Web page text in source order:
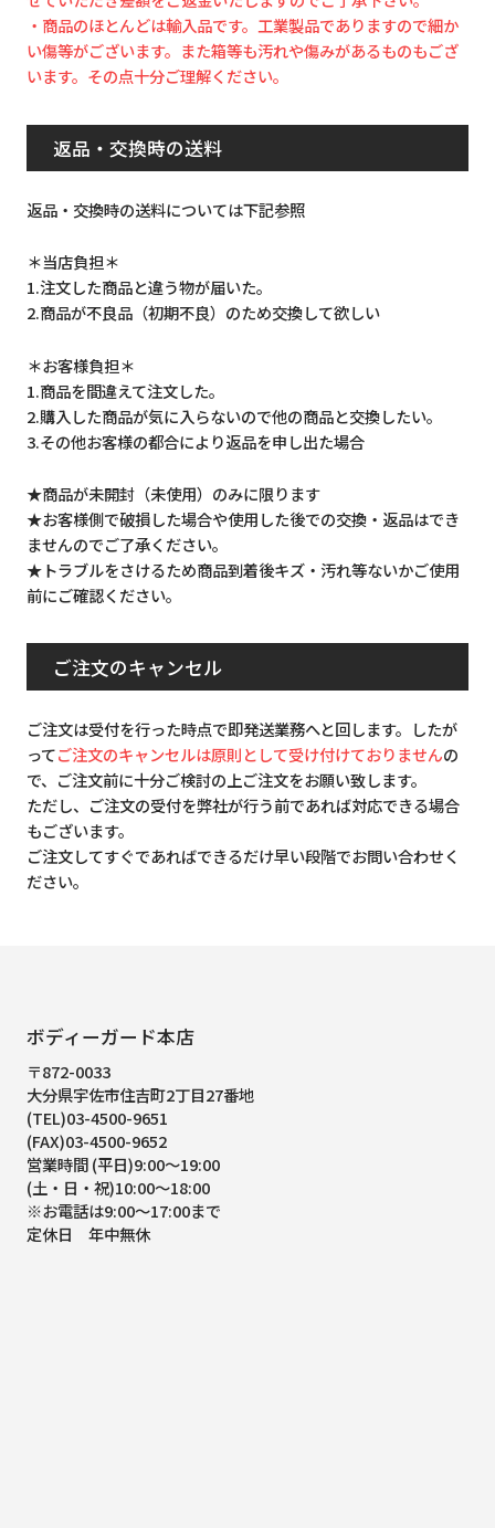
・商品のほとんどは輸入品です。工業製品でありますので細か
い傷等がございます。また箱等も汚れや傷みがあるものもござ
います。その点十分ご理解ください。
返品・交換時の送料
返品・交換時の送料については下記参照
＊当店負担＊
1.注文した商品と違う物が届いた。
2.商品が不良品（初期不良）のため交換して欲しい
＊お客様負担＊
1.商品を間違えて注文した。
2.購入した商品が気に入らないので他の商品と交換したい。
3.その他お客様の都合により返品を申し出た場合
★商品が未開封（未使用）のみに限ります
★お客様側で破損した場合や使用した後での交換・返品はでき
ませんのでご了承ください。
★トラブルをさけるため商品到着後キズ・汚れ等ないかご使用
前にご確認ください。
ご注文のキャンセル
ご注文は受付を行った時点で即発送業務へと回します。したが
ってご注文のキャンセルは原則として受け付けておりませんの
で、ご注文前に十分ご検討の上ご注文をお願い致します。
ただし、ご注文の受付を弊社が行う前であれば対応できる場合
もございます。
ご注文してすぐであればできるだけ早い段階でお問い合わせく
ださい。
ボディーガード本店
〒872-0033
大分県宇佐市住吉町2丁目27番地
(TEL)03-4500-9651
(FAX)03-4500-9652
営業時間 (平日)9:00～19:00
(土・日・祝)10:00～18:00
※お電話は9:00～17:00まで
定休日 年中無休